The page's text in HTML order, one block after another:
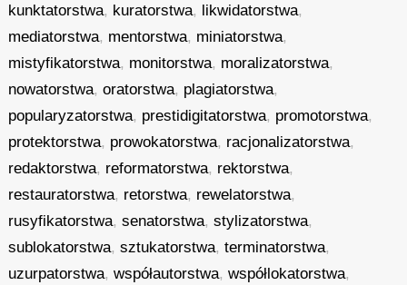
kunktatorstwa, kuratorstwa, likwidatorstwa,
mediatorstwa, mentorstwa, miniatorstwa,
mistyfikatorstwa, monitorstwa, moralizatorstwa,
nowatorstwa,oratorstwa, plagiatorstwa,
popularyzatorstwa, prestidigitatorstwa, promotorstwa,
protektorstwa, prowokatorstwa, racjonalizatorstwa,
redaktorstwa, reformatorstwa, rektorstwa,
restauratorstwa, retorstwa, rewelatorstwa,
rusyfikatorstwa,senatorstwa,stylizatorstwa,
sublokatorstwa,sztukatorstwa,terminatorstwa,
uzurpatorstwa,współautorstwa,współlokatorstwa,